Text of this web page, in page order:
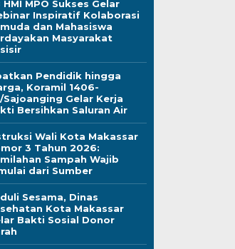
Sesama,
Gelar
Agu 2026 - 21:28 WIB
MAKASSAR — Dinas
Persatuan (DWP) Dinkes Makassar
HMI MPO Sukses Gelar
Inspiratif Kolaborasi
dan Mahasiswa
Masyarakat
Pendidik hingga
Koramil 1406-
Sajoanging Gelar Kerja
Bersihkan Saluran Air
Wali Kota Makassar
3 Tahun 2026:
Sampah Wajib
dari Sumber
Sesama, Dinas
Kota Makassar
Bakti Sosial Donor